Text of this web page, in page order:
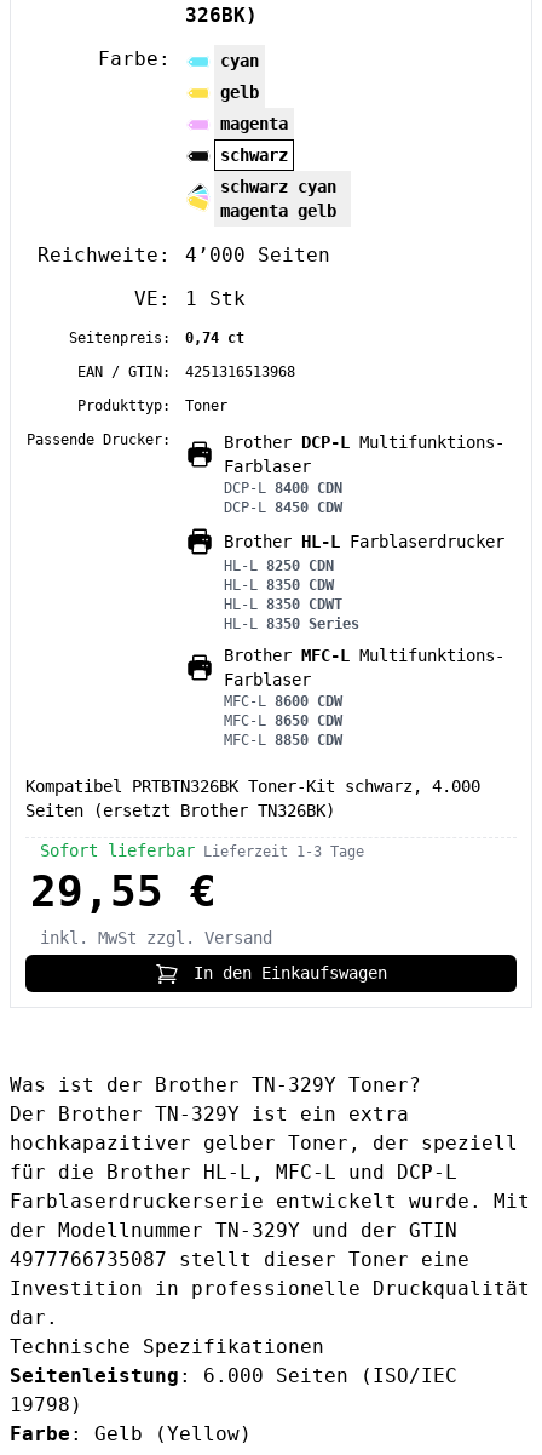
326BK)
Farbe:
cyan
gelb
magenta
schwarz
schwarz cyan
magenta gelb
Reichweite:
4’000 Seiten
VE:
1 Stk
Seitenpreis:
0,74 ct
EAN / GTIN:
4251316513968
Produkttyp:
Toner
Passende Drucker:
Brother DCP-L
Multifunktions-
Farblaser
DCP-L 8400 CDN
DCP-L 8450 CDW
Brother HL-L Farblaserdrucker
HL-L 8250 CDN
HL-L 8350 CDW
HL-L 8350 CDWT
HL-L 8350 Series
Brother MFC-L
Multifunktions-
Farblaser
MFC-L 8600 CDW
MFC-L 8650 CDW
MFC-L 8850 CDW
Kompatibel PRTBTN326BK Toner-Kit schwarz, 4.000
Seiten (ersetzt Brother TN326BK)
Sofort lieferbar Lieferzeit 1-3 Tage
29,55 €
inkl. MwSt
zzgl. Versand
In den Einkaufswagen
Was ist der Brother TN-329Y Toner?
Der Brother TN-329Y ist ein extra
hochkapazitiver gelber Toner, der speziell
für die Brother HL-L, MFC-L und DCP-L
Farblaserdruckerserie entwickelt wurde. Mit
der Modellnummer TN-329Y und der GTIN
4977766735087 stellt dieser Toner eine
Investition in professionelle Druckqualität
dar.
Technische Spezifikationen
Seitenleistung : 6.000 Seiten (ISO/IEC
19798)
Farbe : Gelb (Yellow)